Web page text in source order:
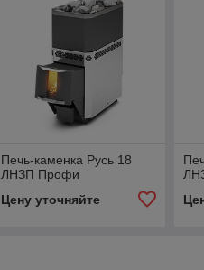
Печь-каменка Русь 18
ЛНЗП Профи
Цену уточняйте